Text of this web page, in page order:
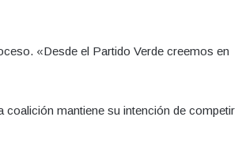
«Desde el Partido Verde creemos en
coalición mantiene su intención de competir